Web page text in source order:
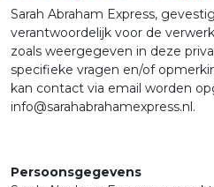
Sarah Abraham Express,
verantwoordelijk voor de
zoals weergegeven in deze
specifieke vragen en/of
kan contact via email worden
info@sarahabrahamexpress.nl.
Persoonsgegevens